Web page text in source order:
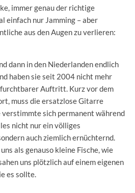
immer genau der richtige
einfach nur Jamming – aber
aus den Augen zu verlieren:
dann in den Niederlanden endlich
haben sie seit 2004 nicht mehr
Auftritt. Kurz vor dem
muss die ersatzlose Gitarre
verstimmte sich permanent während
nicht nur ein völliges
auch ziemlich ernüchternd.
als genauso kleine Fische, wie
uns plötzlich auf einem eigenen
es sollte.